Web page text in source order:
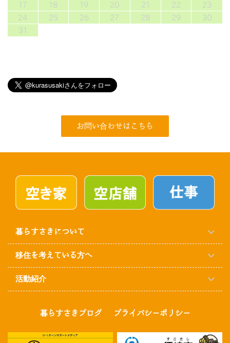
17
18 19 20 21 22
23
24
25 26 27 28 29
30
31
お問い合わせはこちら
暮らすさきについて
移住を考えている方へ
活動紹介
暮らすさきブログ プライバシーポリシー